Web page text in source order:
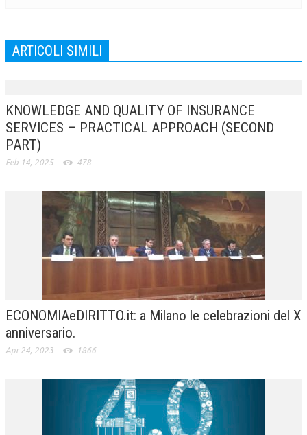
ARTICOLI SIMILI
KNOWLEDGE AND QUALITY OF INSURANCE
SERVICES – PRACTICAL APPROACH (SECOND
PART)
Feb 14, 2025 478
ECONOMIAeDIRITTO.it: a Milano le celebrazioni del X
anniversario.
Apr 24, 2023 1866